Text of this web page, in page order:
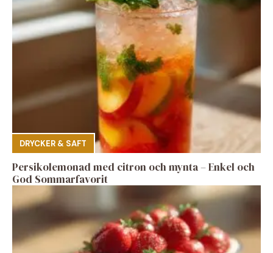
DRYCKER & SAFT
Persikolemonad med citron och mynta – Enkel och
God Sommarfavorit